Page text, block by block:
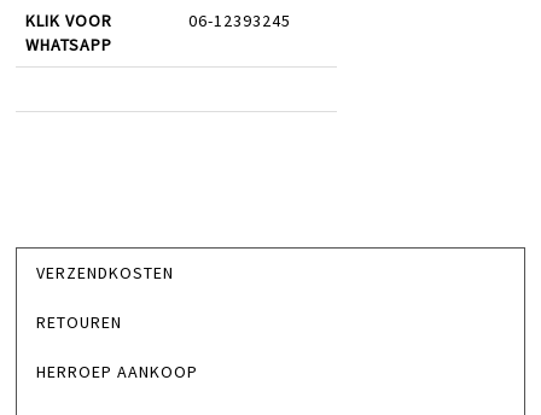
KLIK VOOR
WHATSAPP
06-12393245
VERZENDKOSTEN
RETOUREN
HERROEP AANKOOP